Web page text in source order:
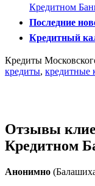
Кредитном
Последние
Кредитный
Кредиты
кредиты, кредитные
Отзывы
Кредитном
Анонимно